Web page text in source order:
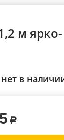
м ярко-
в
Р